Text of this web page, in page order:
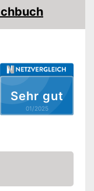
Sehr gut
01/2025